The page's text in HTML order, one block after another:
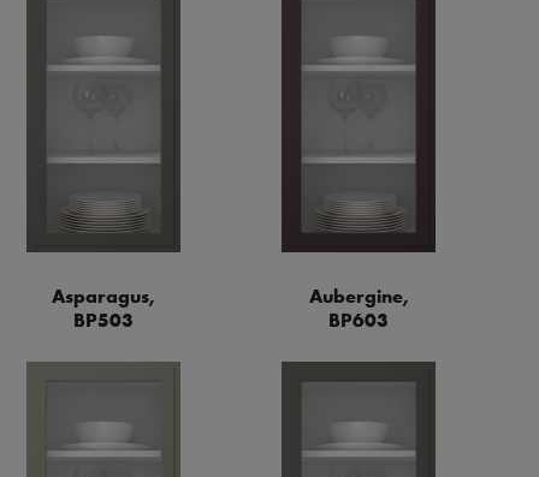
Asparagus,
BP503
Aubergine,
BP603